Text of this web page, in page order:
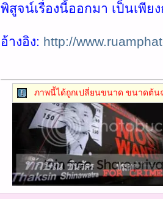
พิสูจน์เรื่องนี้ออกมา เป็นเพี
อ้างอิง: http://
ภาพนี้ได้ถูกเปลี่ยนขนาด ขนาดต้น